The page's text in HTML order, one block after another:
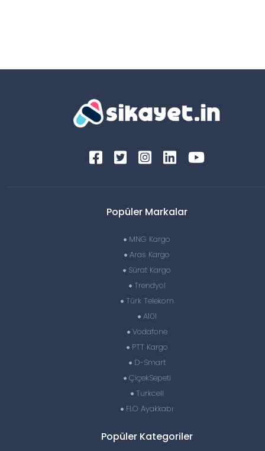
Popüler Markalar
MNG Kargo
Aras Kargo
Sürat Kargo
Trendyol
Türk Telekom
A101
Vodafone
PTT Kargo
D-Smart
ÇiçekSepeti
Turkcell
FLO Ayakkabı
Popüler Kategoriler